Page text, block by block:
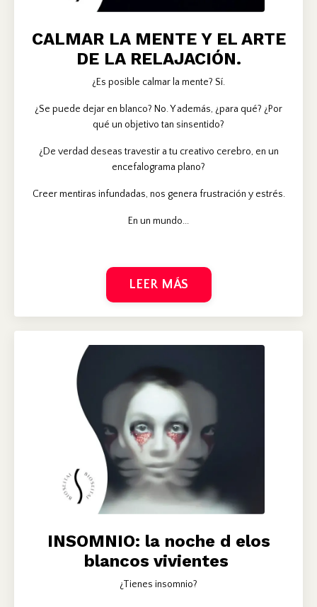
CALMAR LA MENTE Y EL ARTE
DE LA RELAJACIÓN.
¿Es posible calmar la mente? Sí.
¿Se puede dejar en blanco? No. Y además, ¿para qué? ¿Por
qué un objetivo tan sinsentido?
¿De verdad deseas travestir a tu creativo cerebro, en un
encefalograma plano?
Creer mentiras infundadas, nos genera frustración y estrés.
En un mundo...
LEER MÁS
INSOMNIO: la noche d elos
blancos vivientes
¿Tienes insomnio?